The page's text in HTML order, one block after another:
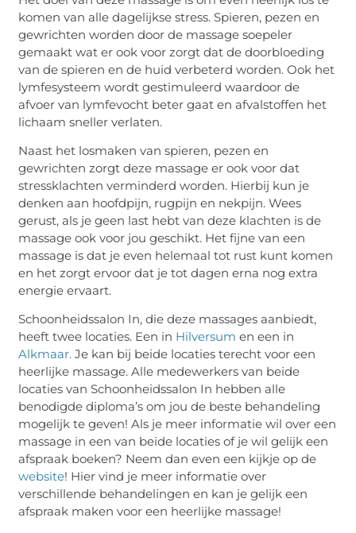
komen van alle dagelijkse stress. Spieren, pezen en
gewrichten worden door de massage soepeler
gemaakt wat er ook voor zorgt dat de doorbloeding
van de spieren en de huid verbeterd worden. Ook het
lymfesysteem wordt gestimuleerd waardoor de
afvoer van lymfevocht beter gaat en afvalstoffen het
lichaam sneller verlaten.
Naast het losmaken van spieren, pezen en
gewrichten zorgt deze massage er ook voor dat
stressklachten verminderd worden. Hierbij kun je
denken aan hoofdpijn, rugpijn en nekpijn. Wees
gerust, als je geen last hebt van deze klachten is de
massage ook voor jou geschikt. Het fijne van een
massage is dat je even helemaal tot rust kunt komen
en het zorgt ervoor dat je tot dagen erna nog extra
energie ervaart.
Schoonheidssalon In, die deze massages aanbiedt,
heeft twee locaties. Een in Hilversumen een in
Alkmaar.Je kan bij beide locaties terecht voor een
heerlijke massage. Alle medewerkers van beide
locaties van Schoonheidssalon In hebben alle
benodigde diploma’s om jou de beste behandeling
mogelijk te geven! Als je meer informatie wil over een
massage in een van beide locaties of je wil gelijk een
afspraak boeken? Neem dan even een kijkje op de
website! Hier vind je meer informatie over
verschillende behandelingen en kan je gelijk een
afspraak maken voor een heerlijke massage!